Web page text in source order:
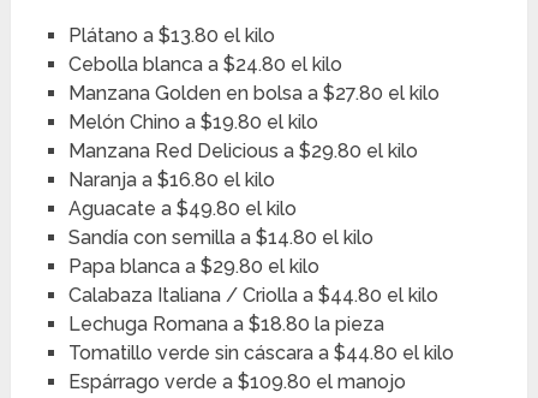
Plátano a $13.80 el kilo
Cebolla blanca a $24.80 el kilo
Manzana Golden en bolsa a $27.80 el kilo
Melón Chino a $19.80 el kilo
Manzana Red Delicious a $29.80 el kilo
Naranja a $16.80 el kilo
Aguacate a $49.80 el kilo
Sandía con semilla a $14.80 el kilo
Papa blanca a $29.80 el kilo
Calabaza Italiana / Criolla a $44.80 el kilo
Lechuga Romana a $18.80 la pieza
Tomatillo verde sin cáscara a $44.80 el kilo
Espárrago verde a $109.80 el manojo